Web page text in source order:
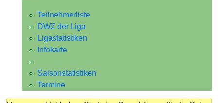
Teilnehmerliste
DWZ der Liga
Ligastatistiken
Infokarte
Saisonstatistiken
Termine